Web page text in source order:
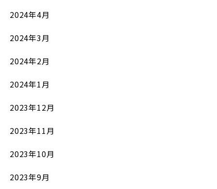
2024年4月
2024年3月
2024年2月
2024年1月
2023年12月
2023年11月
2023年10月
2023年9月